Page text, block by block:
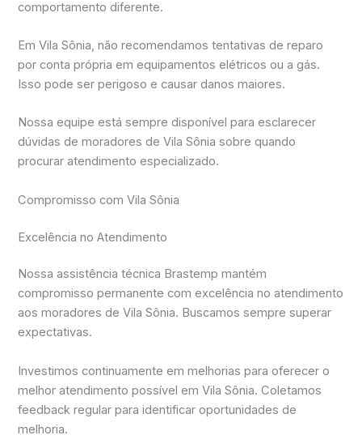
comportamento diferente.
Em Vila Sônia, não recomendamos tentativas de reparo
por conta própria em equipamentos elétricos ou a gás.
Isso pode ser perigoso e causar danos maiores.
Nossa equipe está sempre disponível para esclarecer
dúvidas de moradores de Vila Sônia sobre quando
procurar atendimento especializado.
Compromisso com Vila Sônia
Excelência no Atendimento
Nossa assistência técnica Brastemp mantém
compromisso permanente com excelência no atendimento
aos moradores de Vila Sônia. Buscamos sempre superar
expectativas.
Investimos continuamente em melhorias para oferecer o
melhor atendimento possível em Vila Sônia. Coletamos
feedback regular para identificar oportunidades de
melhoria.